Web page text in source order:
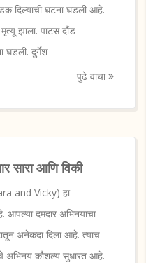
दिल्याची घटना घडली आहे.
झाला. पाटस दौंड
घडली. दुर्गेश
पुढे वाचा
सारा आणि विकी
and Vicky) हा
आपल्या दमदार अभिनयाचा
अनेकदा दिला आहे. त्याच
अभिनय कौशल्य सुधारत आहे.